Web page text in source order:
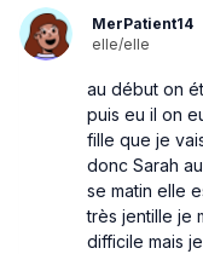
MerPatient14
elle/elle
au début on
puis eu il on
fille que je
donc Sarah
se matin elle
très jentille je
difficile mais